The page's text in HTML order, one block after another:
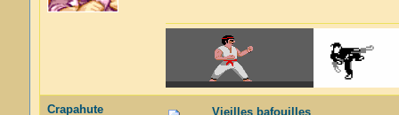
Crapahute Vieilles bafouilles